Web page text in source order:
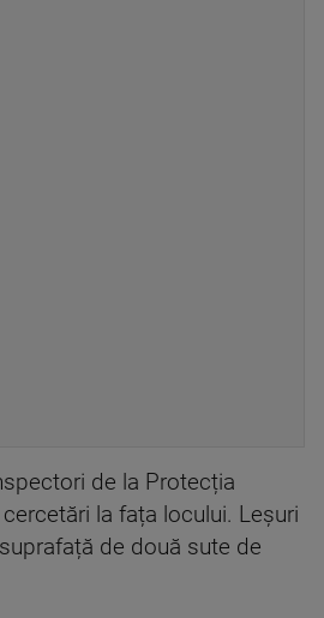
de la Protecția
la fața locului. Leșuri
de două sute de